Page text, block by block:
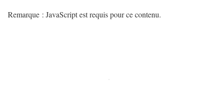
Remarque : JavaScript est requis pour ce contenu.